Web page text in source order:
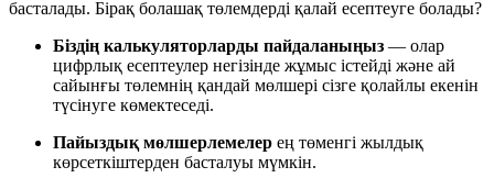
басталады. Бірақ болашақ төлемдерді қалай есептеуге болады?
Біздің калькуляторларды пайдаланыңыз — олар
цифрлық есептеулер негізінде жұмыс істейді және ай
сайынғы төлемнің қандай мөлшері сізге қолайлы екенін
түсінуге көмектеседі.
Пайыздық мөлшерлемелер ең төменгі жылдық
көрсеткіштерден басталуы мүмкін.